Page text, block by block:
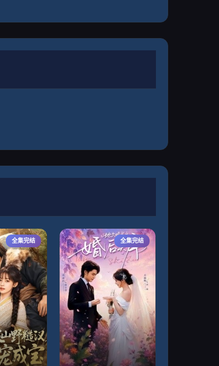
全集完结 全集完结